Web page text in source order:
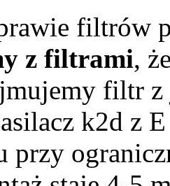
filtrów
z filtrami,
filtr z
k2d z
przy